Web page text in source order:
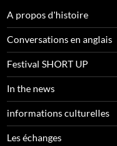
A propos d'histoire
Conversations en anglais
Festival SHORT UP
In the news
informations culturelles
Les échanges